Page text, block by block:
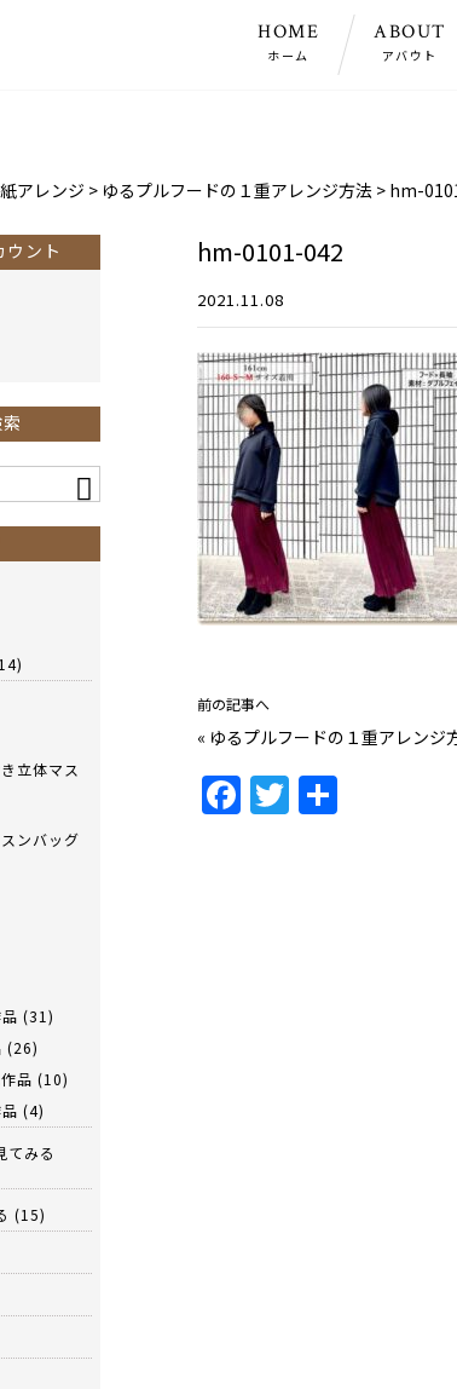
HOME
ホーム
ABOUT
アバウト
アレンジ > ゆるプルフードの１重アレンジ方法 > hm-
hm-0101-042
2021.11.08
前の記事へ
« ゆるプルフードの１重アレンジ
F
a
T
w
ント
立体マス
ンバッグ
(31)
(26)
品 (10)
(4)
てみる
(15)